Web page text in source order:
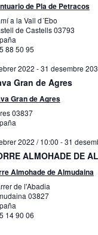
de Pla de Petracos
a la Vall d´Ebo
de Castells03793
88 50 95
2022 -31 desembre
Gran de Agres
Gran de Agres
03837
2022 / 10:00 -31
ALMOHADE DE
Almohade de Almudaina
de l'Abadia
03827
14 90 06